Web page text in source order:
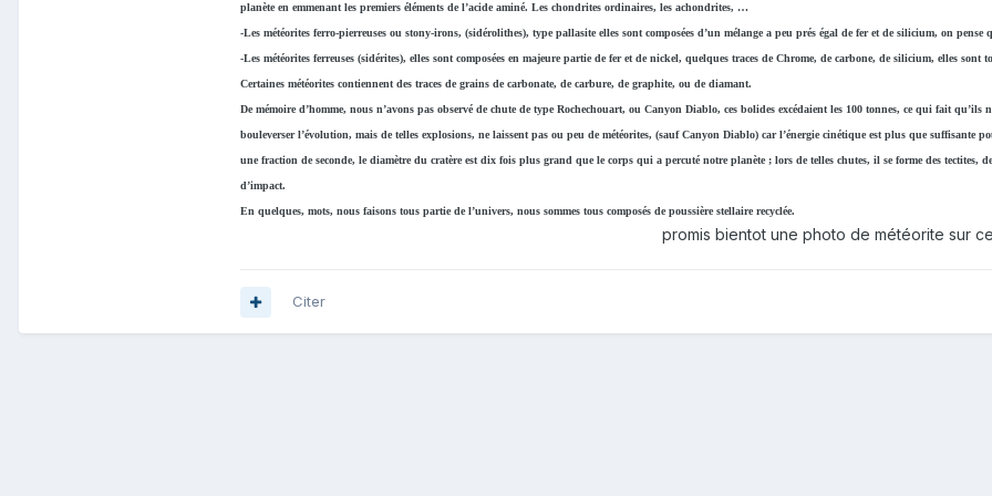
planète en emmenant les premiers éléments de l’acide aminé. Les chondrites ordinaires, les achondrites, …
-Les météorites ferro-pierreuses ou stony-irons, (sidérolithes), type pallasite elles sont composées d’un mélange a peu prés égal de fer et de silicium, on
-Les météorites ferreuses (sidérites), elles sont composées en majeure partie de fer et de nickel, quelques traces de Chrome, de carbone, de silicium, elles
Certaines météorites contiennent des traces de grains de carbonate, de carbure, de graphite, ou de diamant.
De mémoire d’homme, nous n’avons pas observé de chute de type Rochechouart, ou Canyon Diablo, ces bolides excédaient les 100 tonnes, ce qui fait
bouleverser l’évolution, mais de telles explosions, ne laissent pas ou peu de météorites, (sauf Canyon Diablo) car l’énergie cinétique est plus que suffisante
une fraction de seconde, le diamètre du cratère est dix fois plus grand que le corps qui a percuté notre planète ; lors de telles chutes, il se forme des tectites,
d’impact.
En quelques, mots, nous faisons tous partie de l’univers, nous sommes tous composés de poussière stellaire recyclée.
promis bientot une photo de météorite sur
Citer